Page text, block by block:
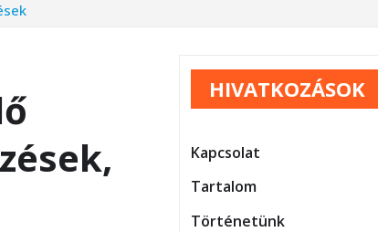
HIVATKOZÁSOK
Kapcsolat
Tartalom
Történetünk